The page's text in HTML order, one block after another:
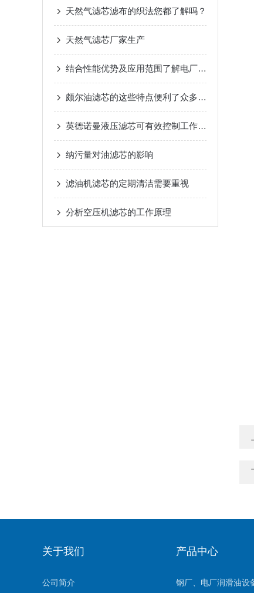
天然气滤芯滤布的织法您都了解吗？
天然气滤芯厂家生产
结合性能优势及应用范围了解电厂液压滤芯
颇尔油滤芯的这些特点便利了众多行业
英德诺曼液压滤芯可有效控制工作介质的污染度
纳污量对油滤芯的影响
滤油机滤芯的定期清洁需要重视
分析空压机滤芯的工作原理
关于我们
公司简介
产品中心
钢厂、电厂润滑油设